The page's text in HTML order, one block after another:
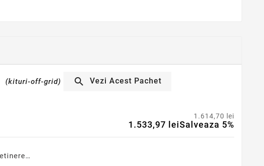
(kituri-off-grid)  Vezi Acest Pachet
1.614,70 lei
1.533,97 leiSalveaza 5%
Acumulator LiFePo4 12.8V 100Ah, fara intretinere, Volt Romania